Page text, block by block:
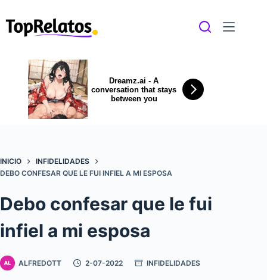
al
contenido
Dreamz.ai - A
conversation that stays
between you
INICIO
INFIDELIDADES
DEBO CONFESAR QUE LE FUI INFIEL A MI ESPOSA
Debo confesar que le fui
infiel a mi esposa
ALFREDOTT 2-07-2022 INFIDELIDADES